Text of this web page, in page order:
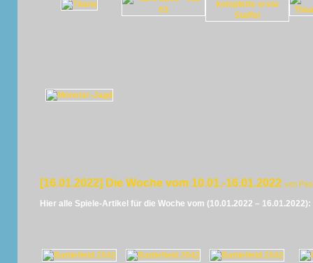
[16.01.2022] Die Woche vom 10.01.-16.01.2022 von
Hier alle Spiele-Artikel für die Woche vom (10.01.2022 – 16.01.2022):